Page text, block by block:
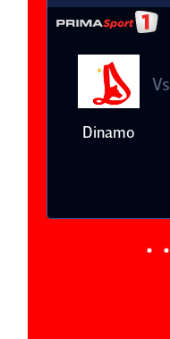
Dinamo
Vs